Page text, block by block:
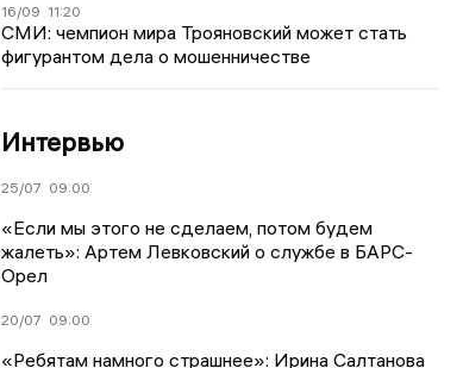
16/09 11:20
СМИ: чемпион мира Трояновский может стать
фигурантом дела о мошенничестве
Интервью
25/07 09:00
«Если мы этого не сделаем, потом будем
жалеть»: Артем Левковский о службе в БАРС-
Орел
20/07 09:00
«Ребятам намного страшнее»: Ирина Салтанова